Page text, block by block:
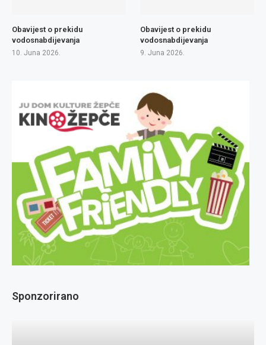
Obavijest o prekidu
vodosnabdijevanja
10. Juna 2026.
Obavijest o prekidu
vodosnabdijevanja
9. Juna 2026.
Sponzorirano